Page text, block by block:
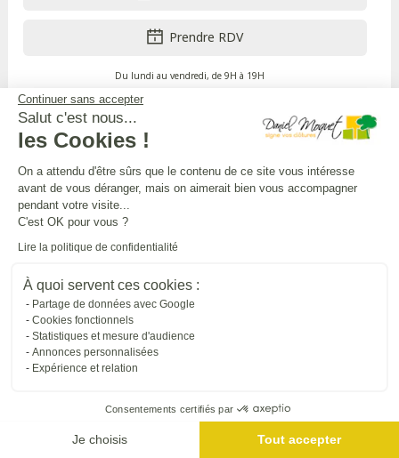
Continuer sans accepter
Salut c'est nous...
les Cookies !
On a attendu d'être sûrs que le contenu de ce site vous intéresse
avant de vous déranger, mais on aimerait bien vous accompagner
pendant votre visite...
C'est OK pour vous ?
Lire la politique de confidentialité
À quoi servent ces cookies :
Partage de données avec Google
Cookies fonctionnels
Statistiques et mesure d'audience
Annonces personnalisées
Expérience et relation
Consentements certifiés par
Je choisis Tout accepter
Prendre RDV
Du lundi au vendredi, de 9H à 19H
APPEL GRATUIT DEPUIS UN POSTE FIXE
DANIEL MOQUET CLÔTURES
L'UNIVERS DANIEL MOQUET
Tous nos sites internet